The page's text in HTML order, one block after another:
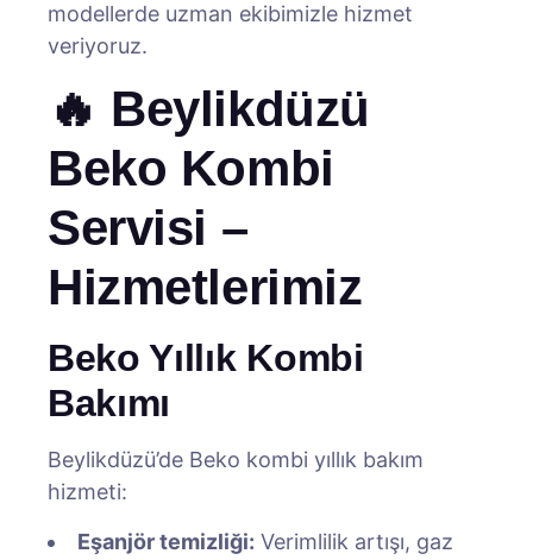
modellerde uzman ekibimizle hizmet
veriyoruz.
🔥 Beylikdüzü
Beko Kombi
Servisi –
Hizmetlerimiz
Beko Yıllık Kombi
Bakımı
Beylikdüzü’de Beko kombi yıllık bakım
hizmeti:
Eşanjör temizliği: Verimlilik artışı, gaz